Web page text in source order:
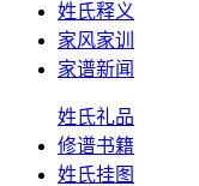
姓氏释义
家风家训
家谱新闻
姓氏礼品
修谱书籍
姓氏挂图